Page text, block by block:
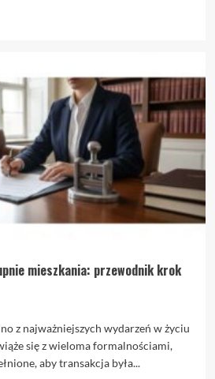
mieszkania: przewodnik krok
z najważniejszych wydarzeń w życiu
się z wieloma formalnościami,
aby transakcja była...